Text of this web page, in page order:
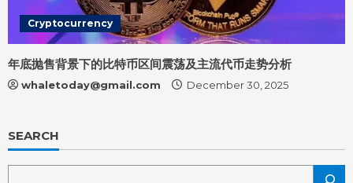
Cryptocurrency
年底抛售背景下的比特币区间震荡及主流代币走势分析
whaletoday@gmail.com December 30, 2025
SEARCH